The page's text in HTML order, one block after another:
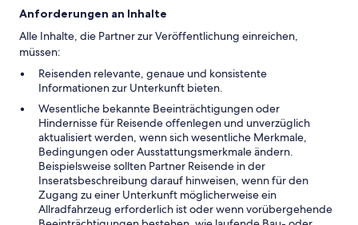
Anforderungen an Inhalte
Alle Inhalte, die Partner zur Veröffentlichung einreichen,
müssen:
Reisenden relevante, genaue und konsistente
Informationen zur Unterkunft bieten.
Wesentliche bekannte Beeinträchtigungen oder
Hindernisse für Reisende offenlegen und unverzüglich
aktualisiert werden, wenn sich wesentliche Merkmale,
Bedingungen oder Ausstattungsmerkmale ändern.
Beispielsweise sollten Partner Reisende in der
Inseratsbeschreibung darauf hinweisen, wenn für den
Zugang zu einer Unterkunft möglicherweise ein
Allradfahrzeug erforderlich ist oder wenn vorübergehende